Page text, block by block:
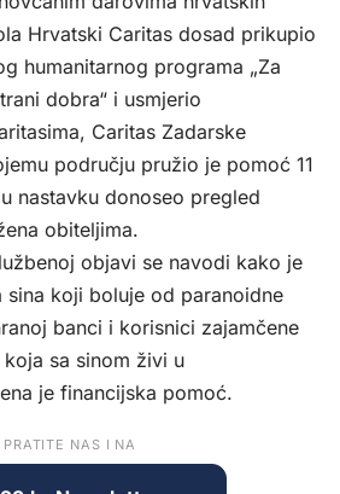
Hrvatski Caritas dosad prikupio
humanitarnog programa „Za
dobra“ i usmjerio
Caritas Zadarske
području pružio je pomoć 11
nastavku donoseo pregled
obiteljima.
objavi se navodi kako je
sina koji boluje od paranoidne
banci i korisnici zajamčene
sa sinom živi u
je financijska pomoć.
PRATITE NAS I NA